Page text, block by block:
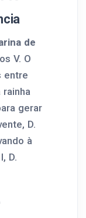
de
V. O
entre
gerar
D.
à
D.